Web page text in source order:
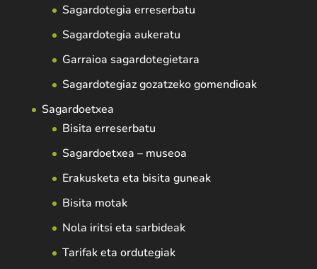
Sagardotegia erreserbatu
Sagardotegia aukeratu
Garraioa sagardotegietara
Sagardotegiaz gozatzeko gomendioak
Sagardoetxea
Bisita erreserbatu
Sagardoetxea – museoa
Erakusketa eta bisita guneak
Bisita motak
Nola iritsi eta sarbideak
Tarifak eta ordutegiak